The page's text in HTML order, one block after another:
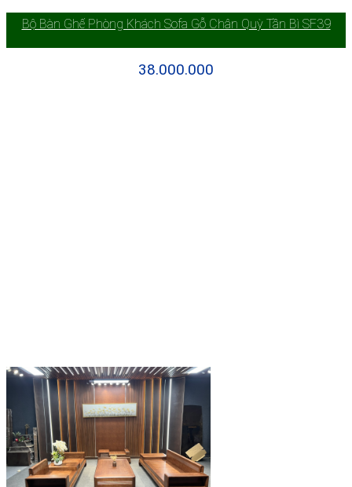
Bộ Bàn Ghế Phòng Khách Sofa Gỗ Chân Quỳ Tần Bì SF39
38.000.000